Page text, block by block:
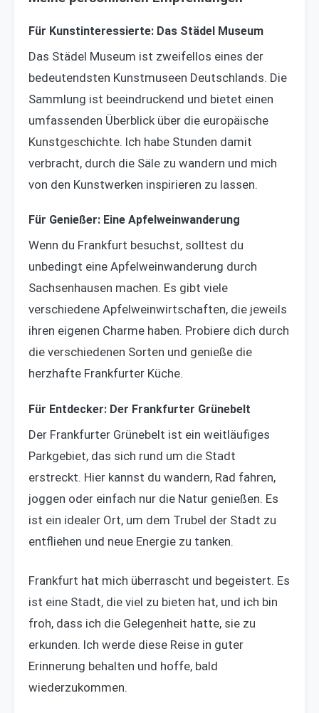
Für Kunstinteressierte: Das Städel Museum
Das Städel Museum ist zweifellos eines der
bedeutendsten Kunstmuseen Deutschlands. Die
Sammlung ist beeindruckend und bietet einen
umfassenden Überblick über die europäische
Kunstgeschichte. Ich habe Stunden damit
verbracht, durch die Säle zu wandern und mich
von den Kunstwerken inspirieren zu lassen.
Für Genießer: Eine Apfelweinwanderung
Wenn du Frankfurt besuchst, solltest du
unbedingt eine Apfelweinwanderung durch
Sachsenhausen machen. Es gibt viele
verschiedene Apfelweinwirtschaften, die jeweils
ihren eigenen Charme haben. Probiere dich durch
die verschiedenen Sorten und genieße die
herzhafte Frankfurter Küche.
Für Entdecker: Der Frankfurter Grünebelt
Der Frankfurter Grünebelt ist ein weitläufiges
Parkgebiet, das sich rund um die Stadt
erstreckt. Hier kannst du wandern, Rad fahren,
joggen oder einfach nur die Natur genießen. Es
ist ein idealer Ort, um dem Trubel der Stadt zu
entfliehen und neue Energie zu tanken.
Frankfurt hat mich überrascht und begeistert. Es
ist eine Stadt, die viel zu bieten hat, und ich bin
froh, dass ich die Gelegenheit hatte, sie zu
erkunden. Ich werde diese Reise in guter
Erinnerung behalten und hoffe, bald
wiederzukommen.